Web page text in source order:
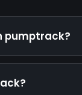
pumptrack?